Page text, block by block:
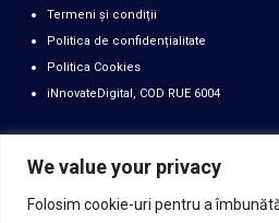
We value your privacy
Folosim cookie-uri pentru a
Termeni și condiții
Politica de confidențialitate
Politica Cookies
iNnovateDigital, COD RUE 6004